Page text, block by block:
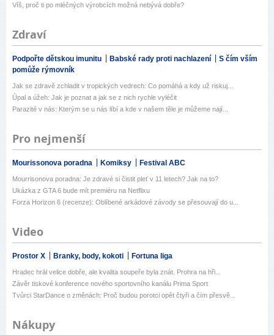
Víš, proč ti po mléčných výrobcích možná nebývá dobře?
Zdraví
Podpořte dětskou imunitu Babské rady proti nachlazení
S čím vším
pomůže rýmovník
Jak se zdravě zchladit v tropických vedrech: Co pomáhá a kdy už riskuj...
Úpal a úžeh: Jak je poznat a jak se z nich rychle vyléčit
Parazité v nás: Kterým se u nás líbí a kde v našem těle je můžeme nají...
Pro nejmenší
Mourissonova poradna Komiksy Festival ABC
Mourrisonova poradna: Je zdravé si čistit pleť v 11 letech? Jak na to?
Ukázka z GTA 6 bude mít premiéru na Netflixu
Forza Horizon 6 (recenze): Oblíbené arkádové závody se přesouvají do u...
Video
Prostor X Branky, body, kokoti Fortuna liga
Hradec hrál velice dobře, ale kvalita soupeře byla znát. Prohra na hři...
Závěr tiskové konference nového sportovního kanálu Prima Sport
Tvůrci StarDance o změnách: Proč budou porotci opět čtyři a čím přesvě...
Nákupy